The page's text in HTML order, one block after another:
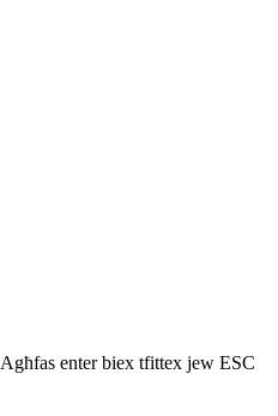
Agħfas enter biex tfittex jew ESC